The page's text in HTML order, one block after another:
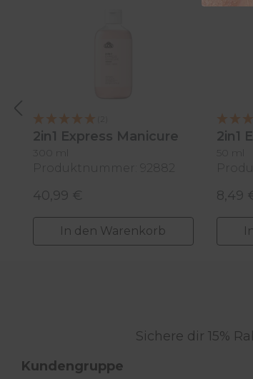
2in1 Express Manicure
300 ml
Produktnummer: 92882
Regulärer Preis:
40,99 €
In den Warenkorb
2in1
8,49
Sichere dir 15%
Kundengruppe